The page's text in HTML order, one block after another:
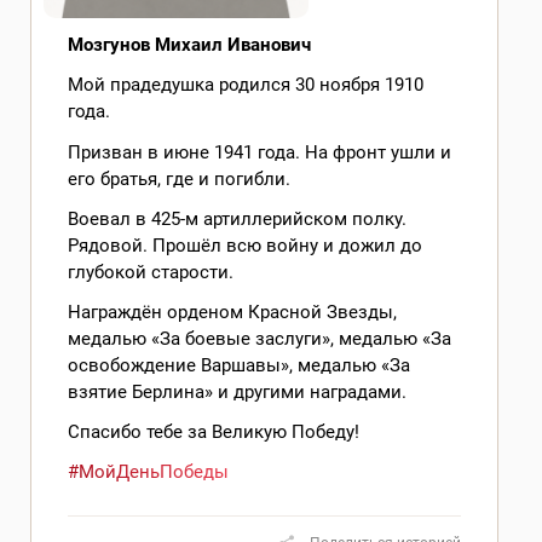
Мозгунов Михаил Иванович
Мой прадедушка родился 30 ноября 1910
года.
Призван в июне 1941 года. На фронт ушли и
его братья, где и погибли.
Воевал в 425-м артиллерийском полку.
Рядовой. Прошёл всю войну и дожил до
глубокой старости.
Награждён орденом Красной Звезды,
медалью «За боевые заслуги», медалью «За
освобождение Варшавы», медалью «За
взятие Берлина» и другими наградами.
Спасибо тебе за Великую Победу!
#МойДеньПобеды